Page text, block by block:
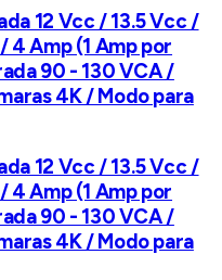
12 Vcc / 13.5 Vcc /
4 Amp (1 Amp por
90 - 130 VCA /
4K / Modo para
12 Vcc / 13.5 Vcc /
4 Amp (1 Amp por
90 - 130 VCA /
4K / Modo para